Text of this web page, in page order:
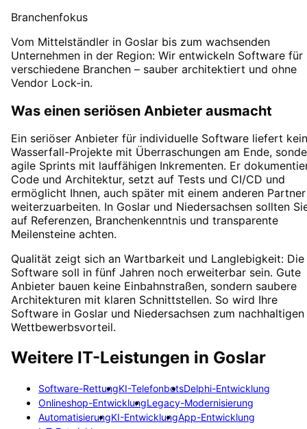
Branchenfokus
Vom Mittelständler in Goslar bis zum wachsenden
Unternehmen in der Region: Wir entwickeln Software für
verschiedene Branchen – sauber architektiert und ohne
Vendor Lock-in.
Was einen seriösen Anbieter ausmacht
Ein seriöser Anbieter für individuelle Software liefert
Wasserfall-Projekte mit Überraschungen am Ende,
agile Sprints mit lauffähigen Inkrementen. Er
Code und Architektur, setzt auf Tests und CI/CD und
ermöglicht Ihnen, auch später mit einem anderen Partner
weiterzuarbeiten. In Goslar und Niedersachsen sollten
auf Referenzen, Branchenkenntnis und transparente
Meilensteine achten.
Qualität zeigt sich an Wartbarkeit und Langlebigkeit: Die
Software soll in fünf Jahren noch erweiterbar sein. Gute
Anbieter bauen keine Einbahnstraßen, sondern saubere
Architekturen mit klaren Schnittstellen. So wird Ihre
Software in Goslar und Niedersachsen zum nachhaltigen
Wettbewerbsvorteil.
Weitere IT-Leistungen in Goslar
Software-RettungKI-TelefonbotsDelphi-Entwicklung
Onlineshop-EntwicklungLegacy-Modernisierung
AutomatisierungKI-EntwicklungApp-Entwicklung